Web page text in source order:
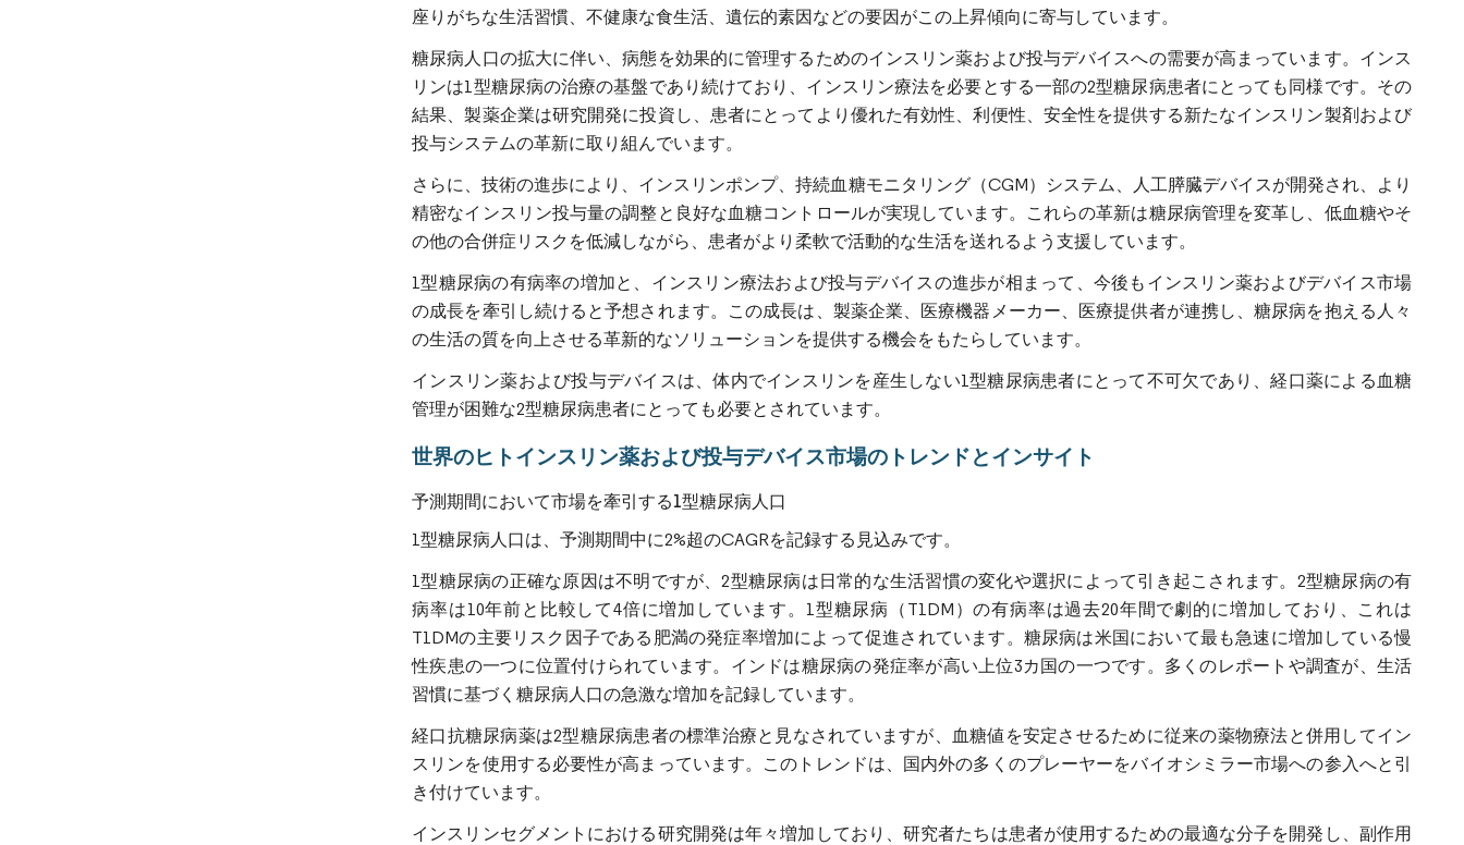
座りがちな生活習慣、不健康な食生活、遺伝的素因などの要因がこの上昇傾向に寄与しています。
糖尿病人口の拡大に伴い、病態を効果的に管理するためのインスリン薬および投与デバイスへの需要が高まっています。インス
リンは1型糖尿病の治療の基盤であり続けており、インスリン療法を必要とする一部の2型糖尿病患者にとっても同様です。その
結果、製薬企業は研究開発に投資し、患者にとってより優れた有効性、利便性、安全性を提供する新たなインスリン製剤および
投与システムの革新に取り組んでいます。
さらに、技術の進歩により、インスリンポンプ、持続血糖モニタリング（CGM）システム、人工膵臓デバイスが開発され、より
精密なインスリン投与量の調整と良好な血糖コントロールが実現しています。これらの革新は糖尿病管理を変革し、低血糖やそ
の他の合併症リスクを低減しながら、患者がより柔軟で活動的な生活を送れるよう支援しています。
1型糖尿病の有病率の増加と、インスリン療法および投与デバイスの進歩が相まって、今後もインスリン薬およびデバイス市場
の成長を牽引し続けると予想されます。この成長は、製薬企業、医療機器メーカー、医療提供者が連携し、糖尿病を抱える人々
の生活の質を向上させる革新的なソリューションを提供する機会をもたらしています。
インスリン薬および投与デバイスは、体内でインスリンを産生しない1型糖尿病患者にとって不可欠であり、経口薬による血糖
管理が困難な2型糖尿病患者にとっても必要とされています。
世界のヒトインスリン薬および投与デバイス市場のトレンドとインサイト
予測期間において市場を牽引する1型糖尿病人口
1型糖尿病人口は、予測期間中に2%超のCAGRを記録する見込みです。
1型糖尿病の正確な原因は不明ですが、2型糖尿病は日常的な生活習慣の変化や選択によって引き起こされます。2型糖尿病の有
病率は10年前と比較して4倍に増加しています。1型糖尿病（T1DM）の有病率は過去20年間で劇的に増加しており、これは
T1DMの主要リスク因子である肥満の発症率増加によって促進されています。糖尿病は米国において最も急速に増加している慢
性疾患の一つに位置付けられています。インドは糖尿病の発症率が高い上位3カ国の一つです。多くのレポートや調査が、生活
習慣に基づく糖尿病人口の急激な増加を記録しています。
経口抗糖尿病薬は2型糖尿病患者の標準治療と見なされていますが、血糖値を安定させるために従来の薬物療法と併用してイン
スリンを使用する必要性が高まっています。このトレンドは、国内外の多くのプレーヤーをバイオシミラー市場への参入へと引
き付けています。
インスリンセグメントにおける研究開発は年々増加しており、研究者たちは患者が使用するための最適な分子を開発し、副作用